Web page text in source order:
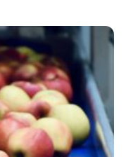
Du kan roligt